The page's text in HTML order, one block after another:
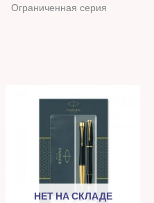
Ограниченная серия
НЕТ НА СКЛАДЕ